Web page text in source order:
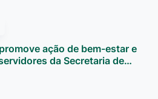
ação de bem-estar e
da Secretaria de…